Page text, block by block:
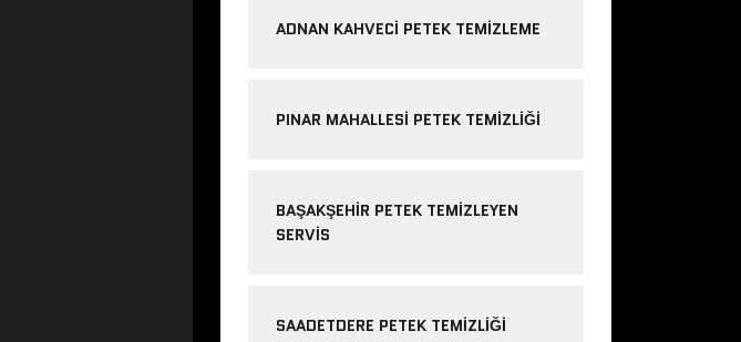
ADNAN KAHVECI PETEK TEMIZLEME
PINAR MAHALLESI PETEK TEMIZLIĞI
BAŞAKŞEHIR PETEK TEMIZLEYEN
SERVIS
SAADETDERE PETEK TEMIZLIĞI